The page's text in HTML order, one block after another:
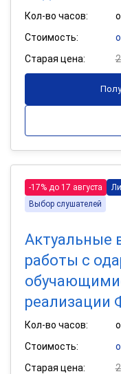
Кол-во часов:
Стоимость:
Старая цена:
-17% до 17 августа
Выбор слушателей
Актуальные
работы с
реализации
Кол-во часов:
Стоимость:
Старая цена: